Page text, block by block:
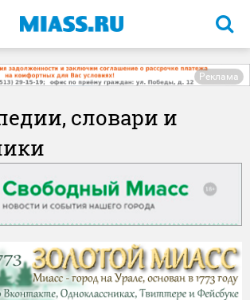
Реклама
словари и